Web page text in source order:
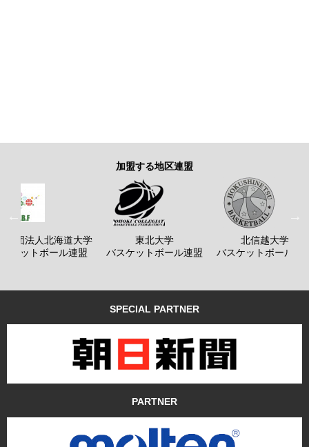
加盟する地区連盟
社団法人北海道大学
ケットボール連盟
東北大学
バスケットボール連盟
北信越大学
バスケットボール連
SPECIAL PARTNER
PARTNER